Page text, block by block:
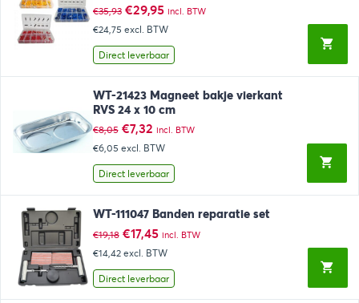
€35,93 Oorspronkelijke
prijs
was:
€35,93.
€29,95Huidige
prijs
is:
€29,95.
incl. BTW
€24,75 excl. BTW
Direct leverbaar
WT-21423 Magneet bakje vierkant
RVS 24 x 10 cm
€8,05 Oorspronkelijke
prijs
was:
€8,05.
€7,32Huidige
prijs
is:
€7,32.
incl. BTW
€6,05 excl. BTW
Direct leverbaar
WT-111047 Banden reparatie set
€19,18 Oorspronkelijke
prijs
was:
€19,18.
€17,45Huidige
prijs
is:
€17,45.
incl. BTW
€14,42 excl. BTW
Direct leverbaar